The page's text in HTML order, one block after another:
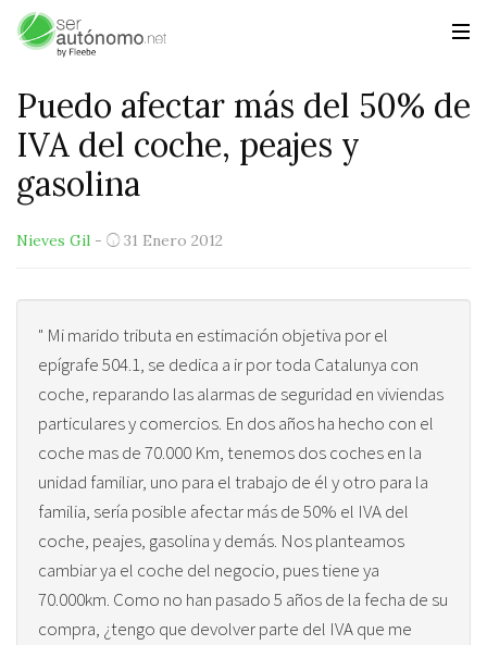
Puedo afectar más del 50% de
IVA del coche, peajes y
gasolina
Nieves Gil - 31 Enero 2012
" Mi marido tributa en estimación objetiva por el
epígrafe 504.1, se dedica a ir por toda Catalunya con
coche, reparando las alarmas de seguridad en viviendas
particulares y comercios. En dos años ha hecho con el
coche mas de 70.000 Km, tenemos dos coches en la
unidad familiar, uno para el trabajo de él y otro para la
familia, sería posible afectar más de 50% el IVA del
coche, peajes, gasolina y demás. Nos planteamos
cambiar ya el coche del negocio, pues tiene ya
70.000km. Como no han pasado 5 años de la fecha de su
compra, ¿tengo que devolver parte del IVA que me